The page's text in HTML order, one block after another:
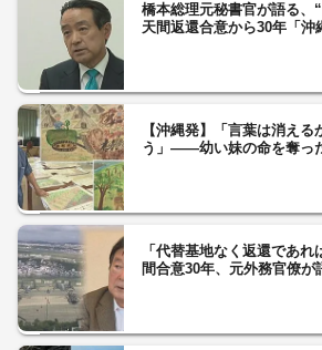
橋本総理元秘書官が語る
天間返還合意から30年「沖
【沖縄発】「言葉は消え
う」――幼い妹の命を奪っ
「代替基地なく返還であ
間合意30年、元外務官僚が